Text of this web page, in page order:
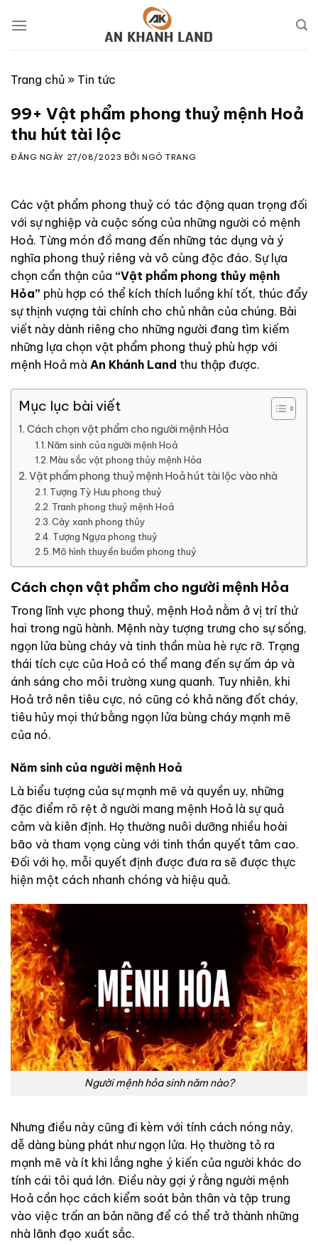
Trang chủ » Tin tức
99+ Vật phẩm phong thuỷ mệnh Hoả
thu hút tài lộc
ĐĂNG NGÀY 27/08/2023 BỞINGÔ TRANG
Các vật phẩm phong thuỷ có tác động quan trọng đối
với sự nghiệp và cuộc sống của những người có mệnh
Hoả. Từng món đồ mang đến những tác dụng và ý
nghĩa phong thuỷ riêng và vô cùng độc đáo. Sự lựa
chọn cẩn thận của “Vật phẩm phong thủy mệnh
Hỏa” phù hợp có thể kích thích luồng khí tốt, thúc đẩy
sự thịnh vượng tài chính cho chủ nhân của chúng. Bài
viết này dành riêng cho những người đang tìm kiếm
những lựa chọn vật phẩm phong thuỷ phù hợp với
mệnh Hoả mà An Khánh Land thu thập được.
Mục lục bài viết
Cách chọn vật phẩm cho người mệnh Hỏa
Năm sinh của người mệnh Hoả
Màu sắc vật phong thủy mệnh Hỏa
Vật phẩm phong thuỷ mệnh Hoả hút tài lộc vào nhà
Tượng Tỳ Hưu phong thuỷ
Tranh phong thuỷ mệnh Hoả
Cây xanh phong thủy
Tượng Ngựa phong thuỷ
Mô hình thuyền buồm phong thuỷ
Cách chọn vật phẩm cho người mệnh Hỏa
Trong lĩnh vực phong thuỷ, mệnh Hoả nằm ở vị trí thứ
hai trong ngũ hành. Mệnh này tượng trưng cho sự sống,
ngọn lửa bùng cháy và tinh thần mùa hè rực rỡ. Trạng
thái tích cực của Hoả có thể mang đến sự ấm áp và
ánh sáng cho môi trường xung quanh. Tuy nhiên, khi
Hoả trở nên tiêu cực, nó cũng có khả năng đốt cháy,
tiêu hủy mọi thứ bằng ngọn lửa bùng cháy mạnh mẽ
của nó.
Năm sinh của người mệnh Hoả
Là biểu tượng của sự mạnh mẽ và quyền uy, những
đặc điểm rõ rệt ở người mang mệnh Hoả là sự quả
cảm và kiên định. Họ thường nuôi dưỡng nhiều hoài
bão và tham vọng cùng với tinh thần quyết tâm cao.
Đối với họ, mỗi quyết định được đưa ra sẽ được thực
hiện một cách nhanh chóng và hiệu quả.
Người mệnh hỏa sinh năm nào?
Nhưng điều này cũng đi kèm với tính cách nóng nảy,
dễ dàng bùng phát như ngọn lửa. Họ thường tỏ ra
mạnh mẽ và ít khi lắng nghe ý kiến của người khác do
tính cái tôi quá lớn. Điều này gợi ý rằng người mệnh
Hoả cần học cách kiểm soát bản thân và tập trung
vào việc trấn an bản năng để có thể trở thành những
nhà lãnh đạo xuất sắc.